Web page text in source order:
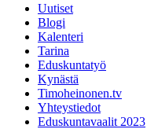
Uutiset
Blogi
Kalenteri
Tarina
Eduskuntatyö
Kynästä
Timoheinonen.tv
Yhteystiedot
Eduskuntavaalit 2023